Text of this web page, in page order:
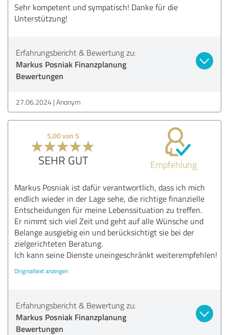
Sehr kompetent und sympatisch! Danke für die
Unterstützung!
Erfahrungsbericht & Bewertung zu:
Markus Posniak Finanzplanung
Bewertungen
27.06.2024 Anonym
5,00 von 5
SEHR GUT Empfehlung
Markus Posniak ist dafür verantwortlich, dass ich mich
endlich wieder in der Lage sehe, die richtige finanzielle
Entscheidungen für meine Lebenssituation zu treffen.
Er nimmt sich viel Zeit und geht auf alle Wünsche und
Belange ausgiebig ein und berücksichtigt sie bei der
zielgerichteten Beratung.
Ich kann seine Dienste uneingeschränkt weiterempfehlen!
Originaltext anzeigen
Erfahrungsbericht & Bewertung zu:
Markus Posniak Finanzplanung
Bewertungen